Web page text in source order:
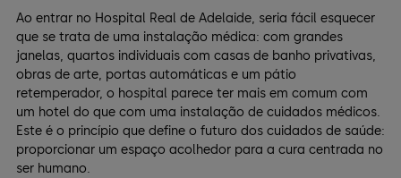
Ao entrar no Hospital Real de Adelaide, seria fácil esquecer
que se trata de uma instalação médica: com grandes
janelas, quartos individuais com casas de banho privativas,
obras de arte, portas automáticas e um pátio
retemperador, o hospital parece ter mais em comum com
um hotel do que com uma instalação de cuidados médicos.
Este é o princípio que define o futuro dos cuidados de saúde:
proporcionar um espaço acolhedor para a cura centrada no
ser humano.